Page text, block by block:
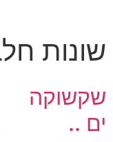
שונות
שקשוקה
ים ..